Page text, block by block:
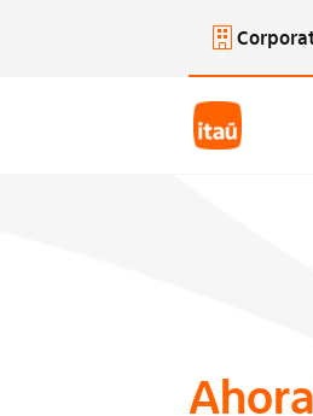
Saltar al contenido principal